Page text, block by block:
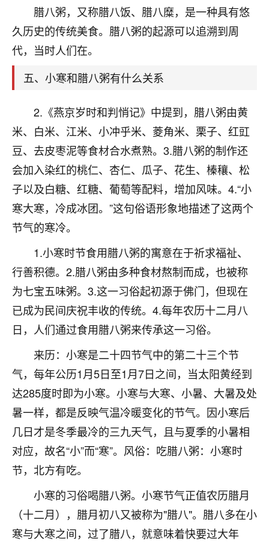
腊八粥，又称腊八饭、腊八糜，是一种具有悠
久历史的传统美食。腊八粥的起源可以追溯到周
代，当时人们在。
五、小寒和腊八粥有什么关系
2.《燕京岁时和判悄记》中提到，腊八粥由黄
米、白米、江米、小冲乎米、菱角米、栗子、红豇
豆、去皮枣泥等食材合水煮熟。3.腊八粥的制作还
会加入染红的桃仁、杏仁、瓜子、花生、榛穰、松
子以及白糖、红糖、葡萄等配料，增加风味。4.“小
寒大寒，冷成冰团。”这句俗语形象地描述了这两个
节气的寒冷。
1.小寒时节食用腊八粥的寓意在于祈求福祉、
行善积德。2.腊八粥由多种食材熬制而成，也被称
为七宝五味粥。3.这一习俗起初源于佛门，但现在
已成为民间庆祝丰收的传统。4.每年农历十二月八
日，人们通过食用腊八粥来传承这一习俗。
来历：小寒是二十四节气中的第二十三个节
气，每年公历1月5日至1月7日之间，当太阳黄经到
达285度时即为小寒。小寒与大寒、小暑、大暑及处
暑一样，都是反映气温冷暖变化的节气。因小寒后
几日才是冬季最冷的三九天气，且与夏季的小暑相
对应，故名“小”而“寒”。风俗：吃腊八粥：小寒时
节，北方有吃。
小寒的习俗喝腊八粥。小寒节气正值农历腊月
（十二月），腊月初八又被称为"腊八"。腊八多在小
寒与大寒之间，过了腊八，就意味着快要过大年
梦醒时分
我女儿高二叛逆，大半年不上学，一说她就要死要活
的，把我们两口子愁的不行，朋友给我推荐的慧来老
师，一开始我是病急乱投医，这半年来，法事一个个
大学，只要能安安稳稳的把书读了，身体心理都健健
鹿森 ：可怜天下父母心啊！
3小时前 来自河北 16
付深
我是公司人事调整，有升迁机会，但同时竞争的我们
三个，找老师的时候是抱着侥幸心理，没想到老师看
着我晋升有望，我半信半疑的按照老师建议，做了化
太岁还有一个发钱粮，本来年前的人事调整，拖到年
后，我以为都没戏了，结果开年一上班，开会提拔升
职第一个就是我，职务无所谓，主要是底薪加了
3000，非常开心，无论如何，感恩感谢！🙏🏻
鹿森：恭喜升职加薪！！，请客吗？�
12小时前 来自北京
心心相印
我身体不太好，总是病病殃殃的，去检查又没什么大
问题，反正就是不舒服。中医西医看遍了，找不到问
题，后来无意中看到有人推荐慧来老师，跟老师聊过
之后，心情豁然开朗，也听老师建议，处理了一些因
果问题。今年以来，身体比以前好多，主要是心情好
了，老师说境随心转，现在深有体会了。
鹿森：是的，其实跟老师聊过之后，最大的感
触，首先就是心态会变好，万般皆是命，半点
不由人！
1天前 来自四川 9